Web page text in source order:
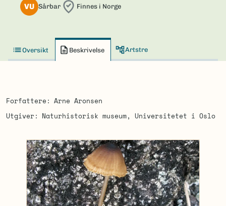
VU Sårbar Finnes i Norge
Oversikt Beskrivelse Artstre
Forfattere
Arne Aronsen
Utgiver
Naturhistorisk museum, Universitetet i Oslo